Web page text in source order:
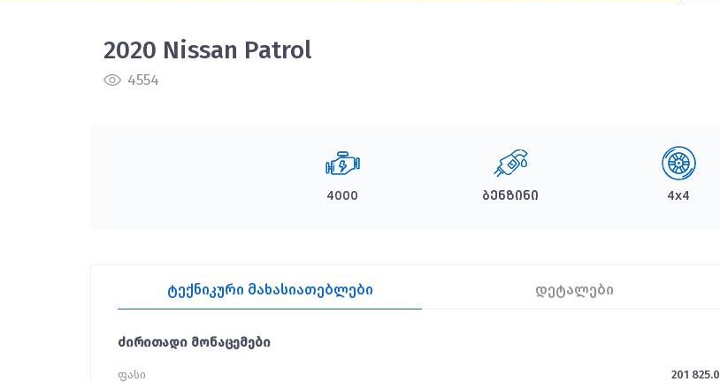
2020 Nissan Patrol
4554
4000 ბენზინი 4x4
ტექნიკური მახასიათებლები დეტალები
ძირითადი მონაცემები
ფასი 201 825.0